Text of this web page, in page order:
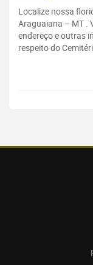
Localize nossa
Araguaiana – MT .
endereço e outras
respeito do